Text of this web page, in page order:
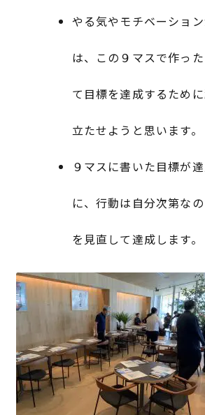
やる気やモチベーショ
は、この９マスで作っ
て目標を達成するため
立たせようと思います。
９マスに書いた目標が
に、行動は自分次第な
を見直して達成します。